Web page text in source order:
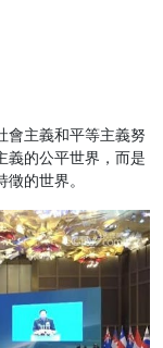
會主義和平等主義努
義的公平世界，而是
的世界。